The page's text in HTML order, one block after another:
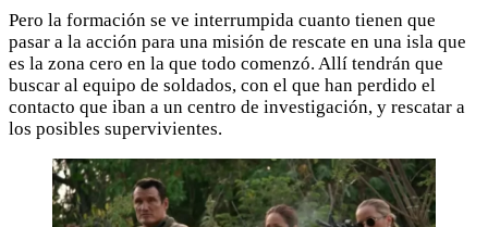
Pero la formación se ve interrumpida cuanto tienen que
pasar a la acción para una misión de rescate en una isla que
es la zona cero en la que todo comenzó. Allí tendrán que
buscar al equipo de soldados, con el que han perdido el
contacto que iban a un centro de investigación, y rescatar a
los posibles supervivientes.